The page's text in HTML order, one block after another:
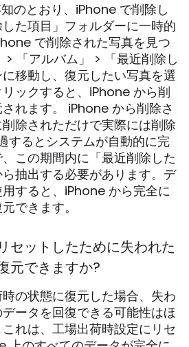
のとおり、iPhone で削除し
た項目」フォルダーに一時的
で削除された写真を見つ
「アルバム」 > 「最近削除し
移動し、復元したい写真を選
ックすると、iPhone から削
れます。 iPhone から削除さ
除されただけで実際には削除
するとシステムが自動的に完
この期間内に「最近削除した
抽出する必要があります。デ
すると、iPhone から完全に
できます。
セットしたために失われた
元できますか?
の状態に復元した場合、失わ
ータを回復できる可能性はほ
れは、工場出荷時設定にリセ